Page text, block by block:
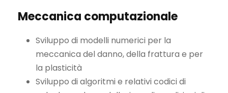
Meccanica computazionale
Sviluppo di modelli numerici per la
meccanica del danno, della frattura e per
la plasticità
Sviluppo di algoritmi e relativi codici di